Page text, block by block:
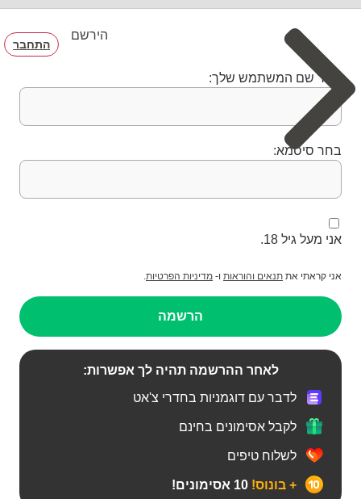
הירשם
התחבר
בחר שם המשתמש שלך:
בחר סיסמא:
אני מעל גיל 18.
אני קראתי את תנאים והוראות ו- מדיניות הפרטיות.
הרשמה
לאחר ההרשמה תהיה לך אפשרות:
לדבר עם דוגמניות בחדרי צ'אט
לקבל אסימונים בחינם
לשלוח טיפים
+ בונוס!